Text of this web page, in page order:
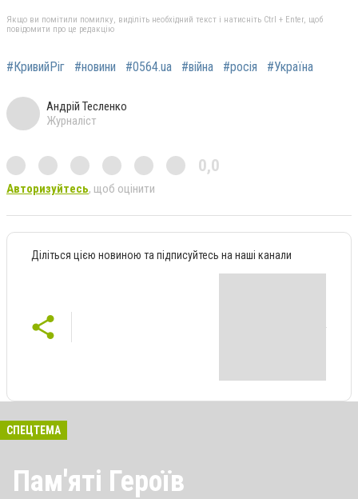
Якщо ви помітили помилку, виділіть необхідний текст і натисніть Ctrl + Enter, щоб
повідомити про це редакцію
#КривийРіг #новини #0564.ua #війна #росія #Україна
Андрій Тесленко
Журналіст
0,0
Авторизуйтесь, щоб оцінити
Діліться цією новиною та підписуйтесь на наші канали
СПЕЦТЕМА
Пам'яті Героїв